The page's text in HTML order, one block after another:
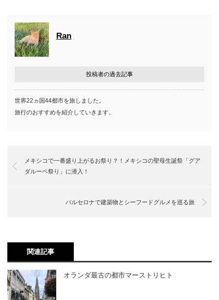
Ran
投稿者の過去記事
世界22ヵ国44都市を旅しました。
旅行のおすすめを紹介していきます。
メキシコで一番盛り上がるお祭り？！メキシコの聖母生誕祭「グア
ダルーペ祭り」に潜入！
バルセロナで建築物とシーフードグルメを巡る旅
関連記事
オランダ最古の都市マーストリヒト